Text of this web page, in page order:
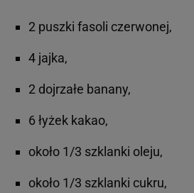
2 puszki fasoli czerwonej,
4 jajka,
2 dojrzałe banany,
6 łyżek kakao,
około 1/3 szklanki oleju,
około 1/3 szklanki cukru,